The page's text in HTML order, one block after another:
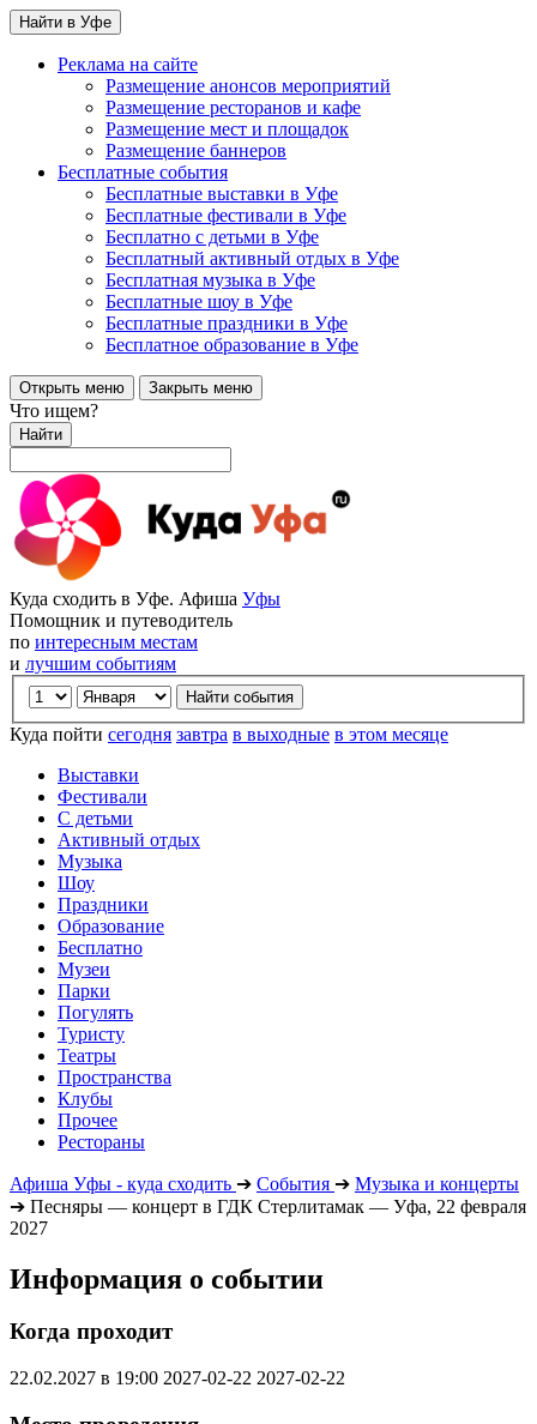
Найти в Уфе
Реклама на сайте
Размещение анонсов мероприятий
Размещение ресторанов и кафе
Размещение мест и площадок
Размещение баннеров
Бесплатные события
Бесплатные выставки в Уфе
Бесплатные фестивали в Уфе
Бесплатно с детьми в Уфе
Бесплатный активный отдых в Уфе
Бесплатная музыка в Уфе
Бесплатные шоу в Уфе
Бесплатные праздники в Уфе
Бесплатное образование в Уфе
Открыть меню Закрыть меню
Что ищем?
Найти
Куда сходить в Уфе. Афиша Уфы
Помощник и путеводитель
по интересным местам
и лучшим событиям
Куда пойти сегодня завтра в выходные в этом месяце
Выставки
Фестивали
С детьми
Активный отдых
Музыка
Шоу
Праздники
Образование
Бесплатно
Музеи
Парки
Погулять
Туристу
Театры
Пространства
Клубы
Прочее
Рестораны
Афиша Уфы - куда сходить ➔ События ➔ Музыка и концерты
➔ Песняры — концерт в ГДК Стерлитамак — Уфа, 22 февраля
2027
Информация о событии
Когда проходит
22.02.2027 в 19:00 2027-02-22 2027-02-22